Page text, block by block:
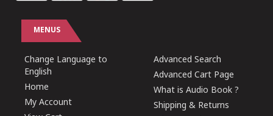
MENUS
Change Language to
English
Home
My Account
Advanced Search
Advanced Cart Page
What is Audio Book ?
Shipping & Returns